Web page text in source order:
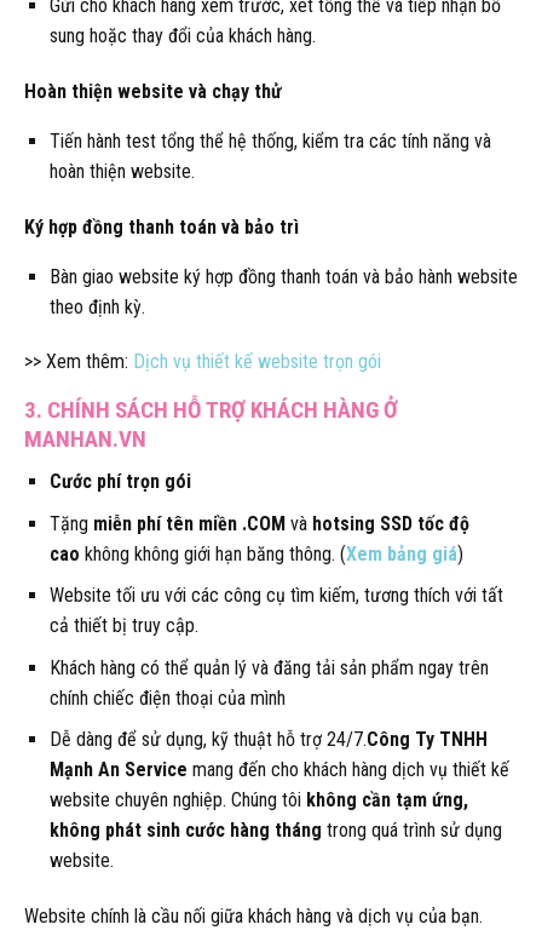
Gửi cho khách hàng xem trước, xét tổng thể và tiếp nhận bổ
sung hoặc thay đổi của khách hàng.
Hoàn thiện website và chạy thử
Tiến hành test tổng thể hệ thống, kiểm tra các tính năng và
hoàn thiện website.
Ký hợp đồng thanh toán và bảo trì
Bàn giao website ký hợp đồng thanh toán và bảo hành website
theo định kỳ.
>> Xem thêm: Dịch vụ thiết kế website trọn gói
3. CHÍNH SÁCH HỖ TRỢ KHÁCH HÀNG Ở
MANHAN.VN
Cước phí trọn gói
Tặng miễn phí tên miền .COMvà hotsing SSD tốc độ
cao không không giới hạn băng thông. (Xem bảng giá)
Website tối ưu với các công cụ tìm kiếm, tương thích với tất
cả thiết bị truy cập.
Khách hàng có thể quản lý và đăng tải sản phẩm ngay trên
chính chiếc điện thoại của mình
Dễ dàng để sử dụng, kỹ thuật hỗ trợ 24/7.Công Ty TNHH
Mạnh An Service mang đến cho khách hàng dịch vụ thiết kế
website chuyên nghiệp. Chúng tôi không cần tạm ứng,
không phát sinh cước hàng tháng trong quá trình sử dụng
website.
Website chính là cầu nối giữa khách hàng và dịch vụ của bạn.